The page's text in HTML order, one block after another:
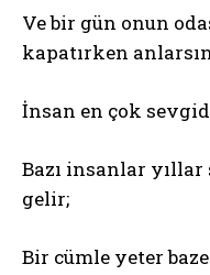
Ve bir gün onun
kapatırken
İnsan en çok
Bazı insanlar
gelir;
Bir cümle yeter